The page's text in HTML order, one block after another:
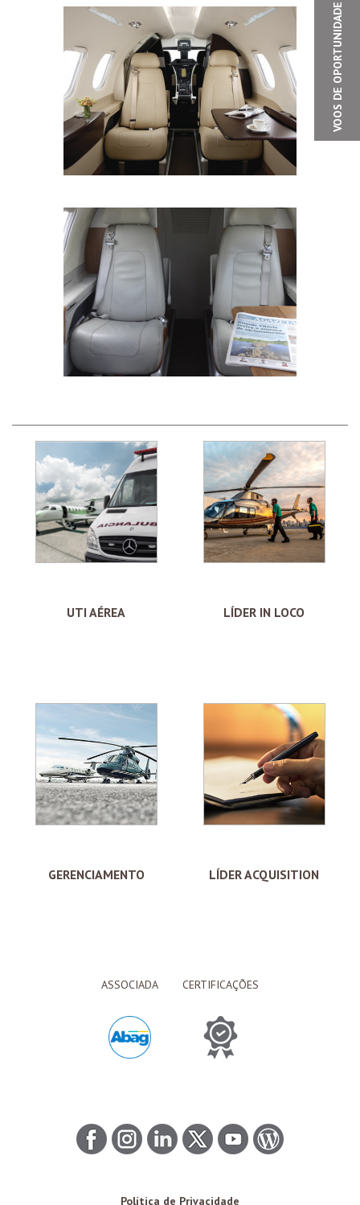
UTI AÉREA LÍDER IN LOCO
GERENCIAMENTO LÍDER ACQUISITION
VOOS DE OPORTUNIDADE
ASSOCIADA CERTIFICAÇÕES
Política de Privacidade